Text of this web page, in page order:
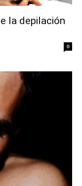
la depilación
0